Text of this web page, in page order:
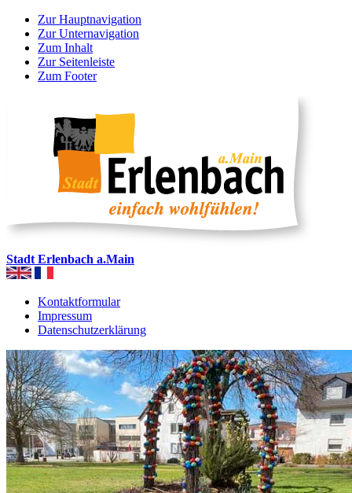
Zur Hauptnavigation
Zur Unternavigation
Zum Inhalt
Zur Seitenleiste
Zum Footer
Stadt Erlenbach a.Main
Kontaktformular
Impressum
Datenschutzerklärung